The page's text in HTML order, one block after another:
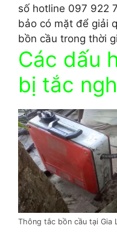
số hotline 097 922
bảo có mặt để giải
bồn cầu trong thời
Các dấu
bị tắc
Thông tắc bồn cầu tại Gia